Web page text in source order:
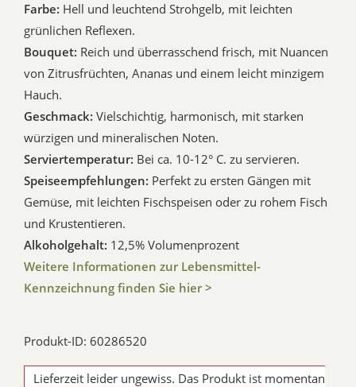
Farbe: Hell und leuchtend Strohgelb, mit leichten
grünlichen Reflexen.
Bouquet: Reich und überrasschend frisch, mit Nuancen
von Zitrusfrüchten, Ananas und einem leicht minzigem
Hauch.
Geschmack: Vielschichtig, harmonisch, mit starken
würzigen und mineralischen Noten.
Serviertemperatur: Bei ca. 10-12° C. zu servieren.
Speiseempfehlungen: Perfekt zu ersten Gängen mit
Gemüse, mit leichten Fischspeisen oder zu rohem Fisch
und Krustentieren.
Alkoholgehalt: 12,5% Volumenprozent
Weitere Informationen zur Lebensmittel-
Kennzeichnung finden Sie hier >
Produkt-ID: 60286520
Lieferzeit leider ungewiss. Das Produkt ist momentan